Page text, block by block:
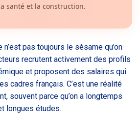
santé et la construction.
n’est pas toujours le sésame qu’on
recrutent activement des profils
et proposent des salaires qui
cadres français. C’est une réalité
souvent parce qu’on a longtemps
longues études.